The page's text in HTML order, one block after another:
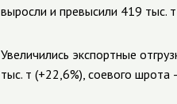
выросли и превысили 419 тыс.
Увеличились экспортные
тыс. т (+22,6%), соевого